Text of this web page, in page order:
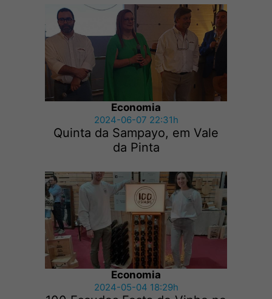
Economia
2024-06-07 22:31h
Quinta da Sampayo, em Vale
da Pinta
Economia
2024-05-04 18:29h